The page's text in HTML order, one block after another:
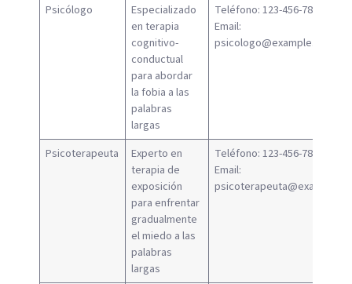
Psicólogo
Especializado
en terapia
cognitivo-
conductual
para abordar
la fobia a las
palabras
largas
Teléfono: 123-456-7890
Email:
psicologo@example.com
Psicoterapeuta
Experto en
terapia de
exposición
para enfrentar
gradualmente
el miedo a las
palabras
largas
Teléfono: 123-456-7890
Email: